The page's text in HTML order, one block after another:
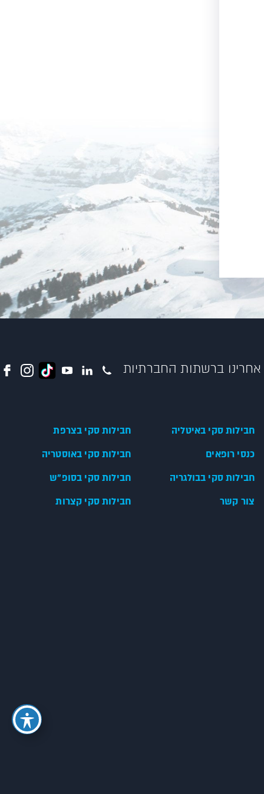
ברשתות החברתיות
חבילות סקי באיטליה
חבילות סקי בצרפת
כנסי רופאים
חבילות סקי באוסטריה
חבילות סקי בבולגריה
חבילות סקי בסופ"ש
צור קשר
חבילות סקי קצרות